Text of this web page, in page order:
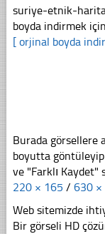
suriye-etnik-
boyda indirmek
[ orjinal boyda
Burada görsellere
boyutta göntüleyip
ve "Farklı Kaydet"
220 × 165 / 630 ×
Web sitemizde
Bir görseli HD